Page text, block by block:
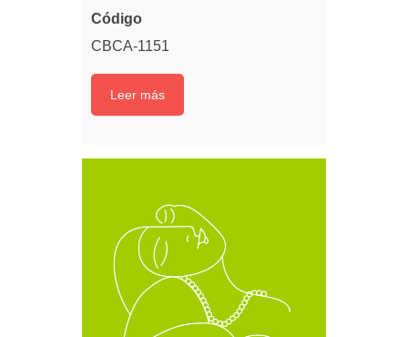
Código
CBCA-1151
Leer más